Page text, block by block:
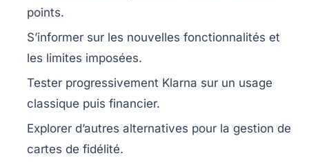
points.
S’informer sur les nouvelles fonctionnalités et
les limites imposées.
Tester progressivement Klarna sur un usage
classique puis financier.
Explorer d’autres alternatives pour la gestion de
cartes de fidélité.